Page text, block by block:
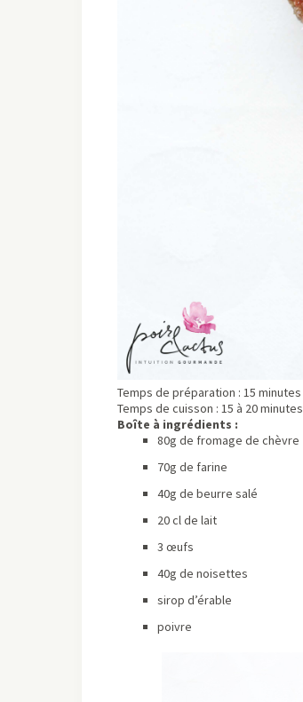
Temps de préparation : 15 minutes
Temps de cuisson : 15 à 20 minutes
Boîte à ingrédients :
80g de fromage de chèvre
70g de farine
40g de beurre salé
20 cl de lait
3 œufs
40g de noisettes
sirop d’érable
poivre